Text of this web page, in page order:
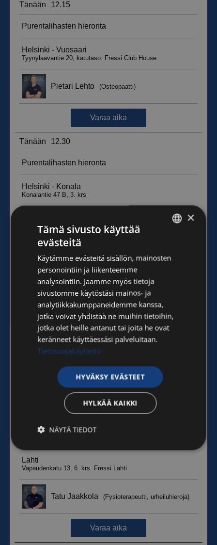
ENGLISH
×
Tämä sivusto käyttää
evästeitä
Käytämme evästeitä sisällön, mainosten
personointiin ja liikenteemme
analysointiin. Jaamme myös tietoja
sivustomme käytöstäsi mainos- ja
analytiikkakumppaneidemme kanssa,
jotka voivat yhdistää ne muihin tietoihin,
jotka olet heille antanut tai joita he ovat
keränneet käyttäessäsi palveluitaan.
Tietosuojakäytäntö
HYVÄKSY EVÄSTEET
HYLKÄÄ KAIKKI
NÄYTÄ TIEDOT
Ehdottomasti
Suorituskyvylliset
Kohdentavat Toiminnalliset
Luokittelemattomat